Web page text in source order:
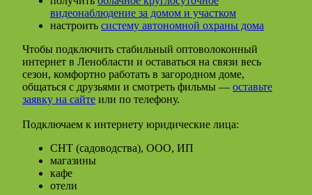
видеонаблюдение за домом и участком
настроить систему автономной охраны дома
Чтобы подключить стабильный оптоволоконный
интернет в Ленобласти и оставаться на связи весь
сезон, комфортно работать в загородном доме,
общаться с друзьями и смотреть фильмы — оставьте
заявку на сайте или по телефону.
Подключаем к интернету юридические лица:
СНТ (садоводства), ООО, ИП
магазины
кафе
отели